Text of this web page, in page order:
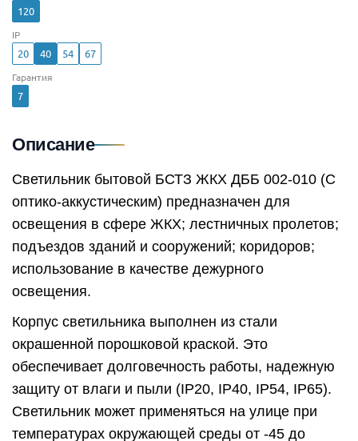
120
IP
20 40 54 67
Гарантия
7
Описание
Светильник бытовой БСТЗ ЖКХ ДББ 002-010 (С
оптико-аккустическим) предназначен для
освещения в сфере ЖКХ; лестничных пролетов;
подъездов зданий и сооружений; коридоров;
использование в качестве дежурного
освещения.
Корпус светильника выполнен из стали
окрашенной порошковой краской. Это
обеспечивает долговечность работы, надежную
защиту от влаги и пыли (IP20, IP40, IP54, IP65).
Светильник может применяться на улице при
температурах окружающей среды от -45 до